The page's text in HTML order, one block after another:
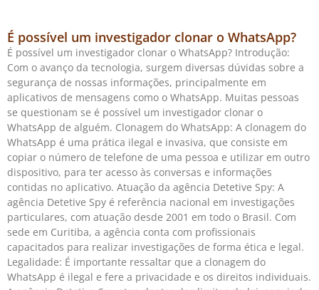
É possível um investigador clonar o WhatsApp?
É possível um investigador clonar o WhatsApp? Introdução:
Com o avanço da tecnologia, surgem diversas dúvidas sobre a
segurança de nossas informações, principalmente em
aplicativos de mensagens como o WhatsApp. Muitas pessoas
se questionam se é possível um investigador clonar o
WhatsApp de alguém. Clonagem do WhatsApp: A clonagem do
WhatsApp é uma prática ilegal e invasiva, que consiste em
copiar o número de telefone de uma pessoa e utilizar em outro
dispositivo, para ter acesso às conversas e informações
contidas no aplicativo. Atuação da agência Detetive Spy: A
agência Detetive Spy é referência nacional em investigações
particulares, com atuação desde 2001 em todo o Brasil. Com
sede em Curitiba, a agência conta com profissionais
capacitados para realizar investigações de forma ética e legal.
Legalidade: É importante ressaltar que a clonagem do
WhatsApp é ilegal e fere a privacidade e os direitos individuais.